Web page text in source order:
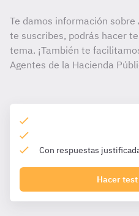
Te damos información sobre
te suscribes, podrás hacer
tema. ¡También te
Agentes de la Hacienda
Con respuestas
Hacer test